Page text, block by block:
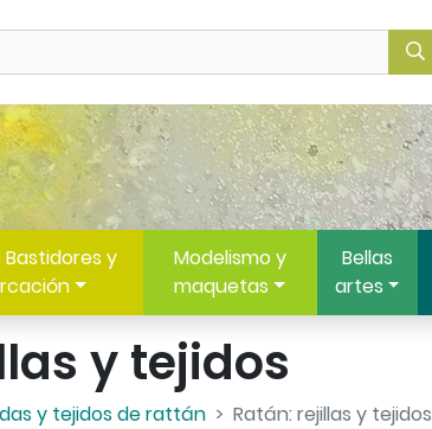
y
Modelismo y
maquetas
Bellas
artes
y tejidos de rattán Ratán: rejillas y tejidos
y tejidos